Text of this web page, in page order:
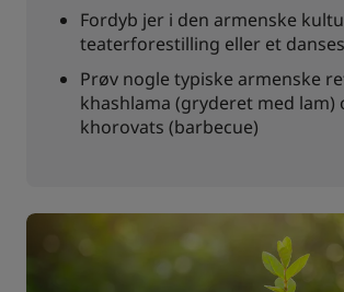
Fordyb jer i den armenske
teaterforestilling eller et
Prøv nogle typiske armenske
khashlama (gryderet med lam)
khorovats (barbecue)